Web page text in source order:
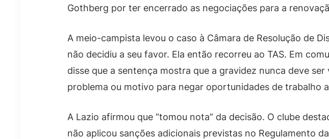
Gothberg por ter encerrado as negociações para a
A meio-campista levou o caso à Câmara de Resolução de
não decidiu a seu favor. Ela então recorreu ao TAS. Em
disse que a sentença mostra que a gravidez nunca deve ser
problema ou motivo para negar oportunidades de trabalho
A Lazio afirmou que “tomou nota” da decisão. O clube
não aplicou sanções adicionais previstas no Regulamento